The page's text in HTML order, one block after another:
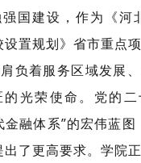
国建设 ， 作为《河
设置规划》省市重点
负着服务区域发展
光荣使命。党的
金融体系”的宏伟蓝图
出了更高要求。学院